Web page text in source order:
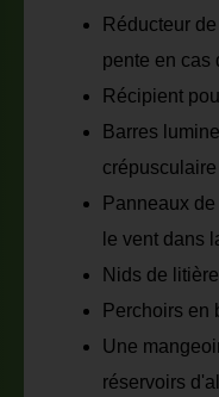
Réducteur
pente en cas
Récipient
Barres
crépusculaire
Panneaux
le vent dans
Nids de
Perchoirs en
Une
réservoirs